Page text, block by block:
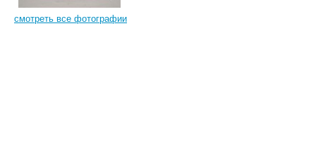
смотреть все фотографии